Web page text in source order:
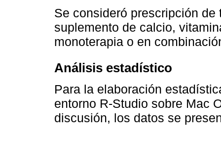
Se consideró prescripción
suplemento de calcio,
monoterapia o en
Análisis estadístico
Para la elaboración
entorno R-Studio sobre Mac
discusión, los datos se